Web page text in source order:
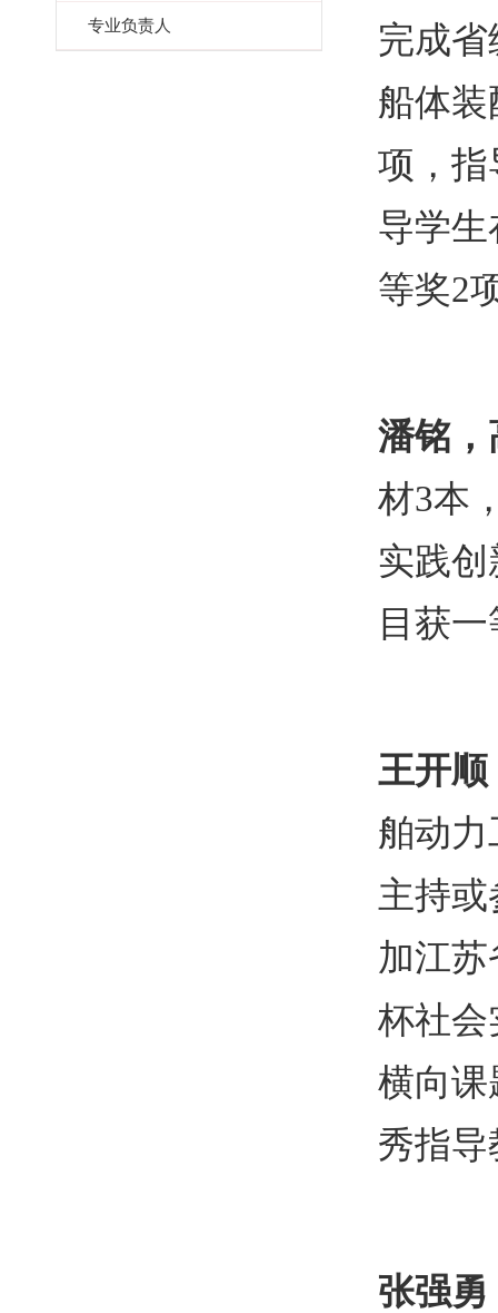
专业负责人
完成
船体
项，指
导学
等奖2
潘铭，
材3本
实践
目获
王开顺
舶动
主持
加江
杯社会
横向课
秀指
张强